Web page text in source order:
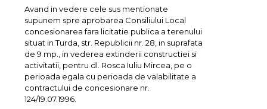
Avand in vedere cele sus mentionate
supunem spre aprobarea Consiliului Local
concesionarea fara licitatie publica a terenului
situat in Turda, str. Republicii nr. 28, in suprafata
de 9 mp., in vederea extinderii constructiei si
activitatii, pentru dl. Rosca Iuliu Mircea, pe o
perioada egala cu perioada de valabilitate a
contractului de concesionare nr.
124/19.07.1996.